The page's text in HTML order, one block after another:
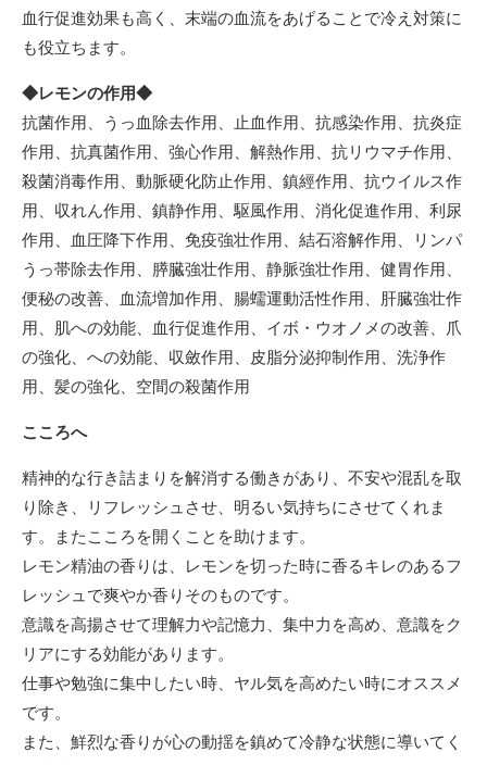
血行促進効果も高く、末端の血流をあげることで冷え対策に
も役立ちます。
◆レモンの作用◆
抗菌作用、うっ血除去作用、止血作用、抗感染作用、抗炎症
作用、抗真菌作用、強心作用、解熱作用、抗リウマチ作用、
殺菌消毒作用、動脈硬化防止作用、鎮經作用、抗ウイルス作
用、収れん作用、鎮静作用、駆風作用、消化促進作用、利尿
作用、血圧降下作用、免疫強壮作用、結石溶解作用、リンパ
うっ帯除去作用、膵臓強壮作用、静脈強壮作用、健胃作用、
便秘の改善、血流増加作用、腸蠕運動活性作用、肝臓強壮作
用、肌への効能、血行促進作用、イボ・ウオノメの改善、爪
の強化、への効能、収斂作用、皮脂分泌抑制作用、洗浄作
用、髪の強化、空間の殺菌作用
こころへ
精神的な行き詰まりを解消する働きがあり、不安や混乱を取
り除き、リフレッシュさせ、明るい気持ちにさせてくれま
す。またこころを開くことを助けます。
レモン精油の香りは、レモンを切った時に香るキレのあるフ
レッシュで爽やか香りそのものです。
意識を高揚させて理解力や記憶力、集中力を高め、意識をク
リアにする効能があります。
仕事や勉強に集中したい時、ヤル気を高めたい時にオススメ
です。
また、鮮烈な香りが心の動揺を鎮めて冷静な状態に導いてく